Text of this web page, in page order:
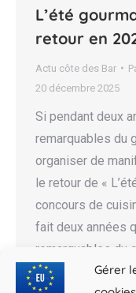
Gérer
L’été
retour en
Actu côte des Bar
20 décembre 2025
Si pendant deux
remarquables du
organiser de
le retour de «
concours de
fait deux années
remarquables du
sur la commune.